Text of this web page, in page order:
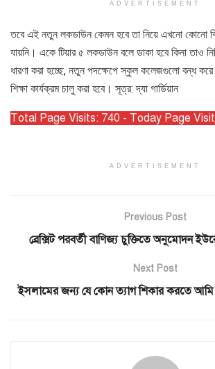
ADVERTISEMENT
তবে এই নতুন লকডাউন কেমন হবে তা নিয়ে এখনো কোনো
যায়নি। একে টিয়ার ৫ লকডাউন বলে ডাকা হবে কিনা তাও
ধারণা করা হচ্ছে, নতুন পদক্ষেপে স্কুল কলেজগুলো বন্ধ করে
শিক্ষা কার্যক্রম চালু করা হবে। সূত্র: দ্যা গার্ডিয়ান
Total Page Visits: 740 - Today Page
ADVERTISEMENT
Previous Post
ব্রেক্সিট পরবর্তী বাণিজ্য চুক্তিতে অনুমোদন
Next Post
ইসলামের জন্য যে কোন ত্যাগ শিকার করতে